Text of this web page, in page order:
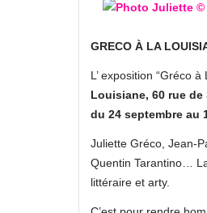
GRECO À LA
L’ exposition “Gréco
Louisiane, 60 rue de
du 24 septembre au
Juliette Gréco, Jean-
Quentin Tarantino…
littéraire et arty.